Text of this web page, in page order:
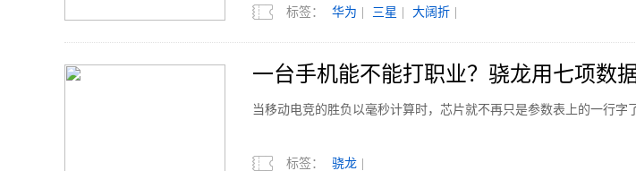
标签： 华为 三星 大阔折
一台手机能不能打职业？骁龙用七项数
当移动电竞的胜负以毫秒计算时，芯片就不再只是参数表上的一行字
标签： 骁龙